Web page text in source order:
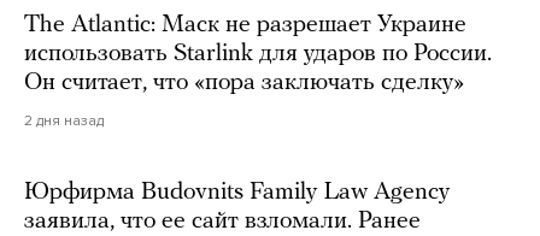
The Atlantic: Маск не разрешает Украине
использовать Starlink для ударов по России.
Он считает, что «пора заключать сделку»
2 дня назад
Юрфирма Budovnits Family Law Agency
заявила, что ее сайт взломали. Ранее